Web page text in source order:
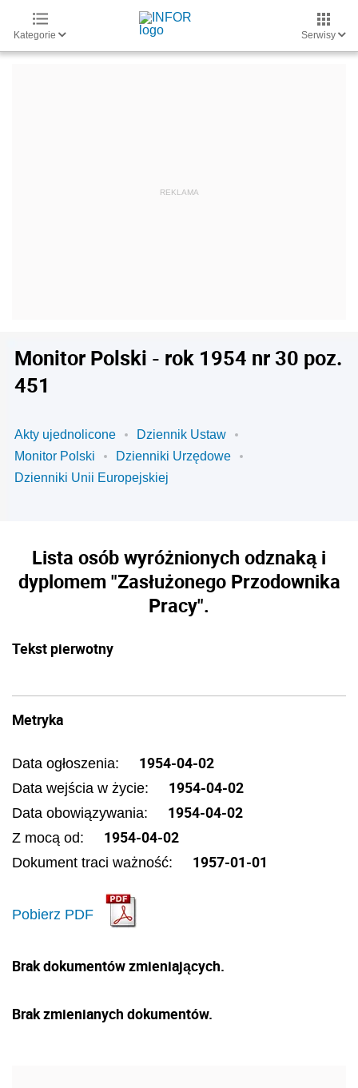
Kategorie Serwisy
Monitor Polski - rok 1954 nr 30 poz.
451
Akty ujednolicone
Dziennik Ustaw
Monitor Polski
Dzienniki Urzędowe
Dzienniki Unii Europejskiej
Lista osób wyróżnionych odznaką i
dyplomem "Zasłużonego Przodownika
Pracy".
Tekst pierwotny
Metryka
Data ogłoszenia: 1954-04-02
Data wejścia w życie: 1954-04-02
Data obowiązywania: 1954-04-02
Z mocą od: 1954-04-02
Dokument traci ważność: 1957-01-01
Pobierz PDF
Brak dokumentów zmieniających.
Brak zmienianych dokumentów.